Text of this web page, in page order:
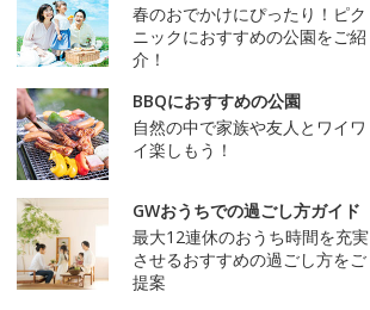
春のおでかけにぴったり！ピク
ニックにおすすめの公園をご紹
介！
BBQにおすすめの公園
自然の中で家族や友人とワイワ
イ楽しもう！
GWおうちでの過ごし方ガイド
最大12連休のおうち時間を充実
させるおすすめの過ごし方をご
提案